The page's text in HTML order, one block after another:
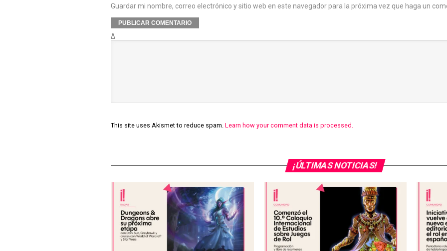
Guardar mi nombre, correo electrónico y sitio web en este navegador para la próxima vez que haga un
Δ
This site uses Akismet to reduce spam. Learn how your comment data is processed.
¡ÚLTIMAS NOTICIAS!